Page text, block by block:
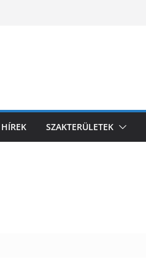
HÍREK SZAKTERÜLETEK